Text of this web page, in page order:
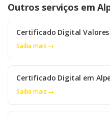
Outros serviços em
Certificado Digital Valores
Saiba mais →
Certificado Digital em
Saiba mais →